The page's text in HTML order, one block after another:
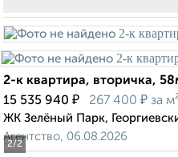
2/2
2-к квартира, вторичка,
15 535 940 ₽ 267 400 ₽ за
ЖК Зелёный Парк,
Агентство, 06.08.2026